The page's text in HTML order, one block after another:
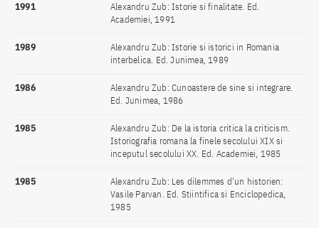
1991
Alexandru Zub: Istorie si finalitate. Ed.
Academiei, 1991
1989
Alexandru Zub: Istorie si istorici in Romania
interbelica. Ed. Junimea, 1989
1986
Alexandru Zub: Cunoastere de sine si integrare.
Ed. Junimea, 1986
1985
Alexandru Zub: De la istoria critica la criticism.
Istoriografia romana la finele secolului XIX si
inceputul secolului XX. Ed. Academiei, 1985
1985
Alexandru Zub: Les dilemmes d'un historien:
Vasile Parvan. Ed. Stiintifica si Enciclopedica,
1985